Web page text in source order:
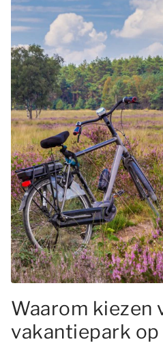
Waarom kiezen
vakantiepark op